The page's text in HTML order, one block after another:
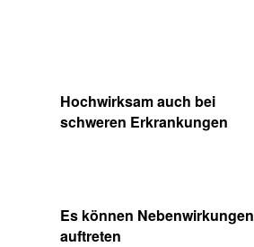
Hochwirksam auch bei
schweren Erkrankungen
Es können Nebenwirkungen
auftreten